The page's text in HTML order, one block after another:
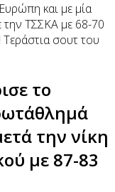
και με μία
την ΤΣΣΚΑ με 68-70
Τεράστια σουτ του
το
την νίκη
με 87-83